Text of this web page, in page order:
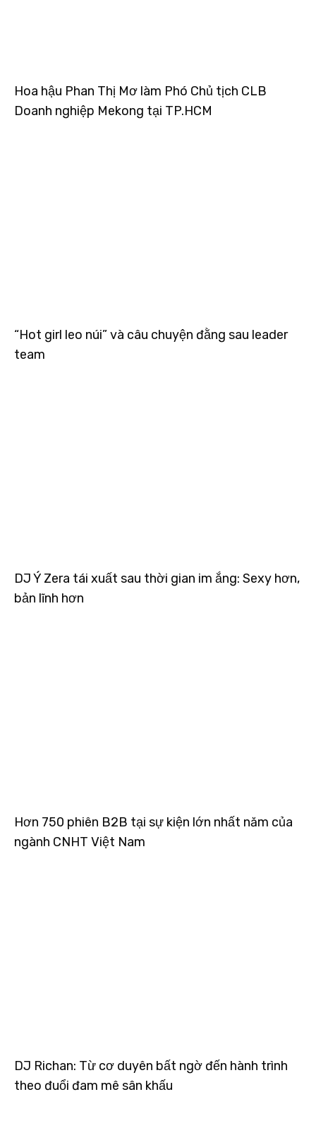
Hoa hậu Phan Thị Mơ làm Phó Chủ tịch CLB
Doanh nghiệp Mekong tại TP.HCM
“Hot girl leo núi” và câu chuyện đằng sau leader
team
DJ Ý Zera tái xuất sau thời gian im ắng: Sexy hơn,
bản lĩnh hơn
Hơn 750 phiên B2B tại sự kiện lớn nhất năm của
ngành CNHT Việt Nam
DJ Richan: Từ cơ duyên bất ngờ đến hành trình
theo đuổi đam mê sân khấu